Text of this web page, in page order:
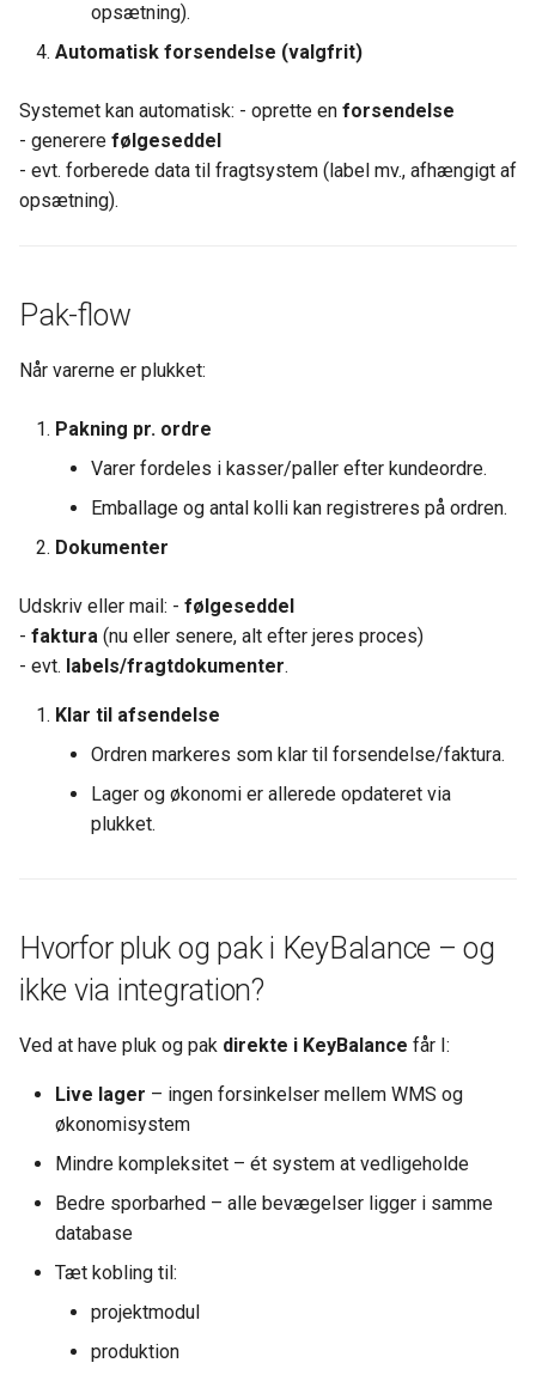
opsætning).
Automatisk forsendelse (valgfrit)
Systemet kan automatisk: - oprette en forsendelse
- generere følgeseddel
- evt. forberede data til fragtsystem (label mv., afhængigt af
opsætning).
Pak-flow
Når varerne er plukket:
Pakning pr. ordre
Varer fordeles i kasser/paller efter kundeordre.
Emballage og antal kolli kan registreres på ordren.
Dokumenter
Udskriv eller mail: - følgeseddel
- faktura (nu eller senere, alt efter jeres proces)
- evt. labels/fragtdokumenter.
Klar til afsendelse
Ordren markeres som klar til forsendelse/faktura.
Lager og økonomi er allerede opdateret via
plukket.
Hvorfor pluk og pak i KeyBalance – og
ikke via integration?
Ved at have pluk og pak direkte i KeyBalance får I:
Live lager – ingen forsinkelser mellem WMS og
økonomisystem
Mindre kompleksitet – ét system at vedligeholde
Bedre sporbarhed – alle bevægelser ligger i samme
database
Tæt kobling til:
projektmodul
produktion